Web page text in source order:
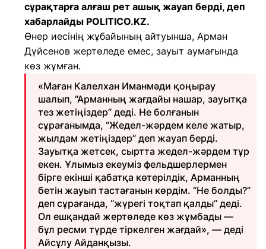
сұрақтарға алғаш рет ашық жауап берді, деп
хабарлайды POLITICO.KZ.
Өнер иесінің жұбайының айтуынша, Арман
Дүйсенов жертөледе емес, зауыт аумағында
көз жұмған.
«Маған Калелхан Иманмәди қоңырау
шалып, “Арманның жағдайы нашар, зауытқа
тез жетіңіздер” деді. Не болғанын
сұрағанымда, “Жедел-жәрдем келе жатыр,
жылдам жетіңіздер” деп жауап берді.
Зауытқа жетсек, сыртта жедел-жәрдем тұр
екен. Ұлымыз екеуміз фельдшерлермен
бірге екінші қабатқа көтерілдік, Арманның
бетін жауып тастағанын көрдім. “Не болды?”
деп сұрағанда, “жүрегі тоқтап қалды” деді.
Ол ешқандай жертөледе көз жұмбады —
бұл ресми түрде тіркелген жағдай», — деді
Айсұлу Айданқызы.